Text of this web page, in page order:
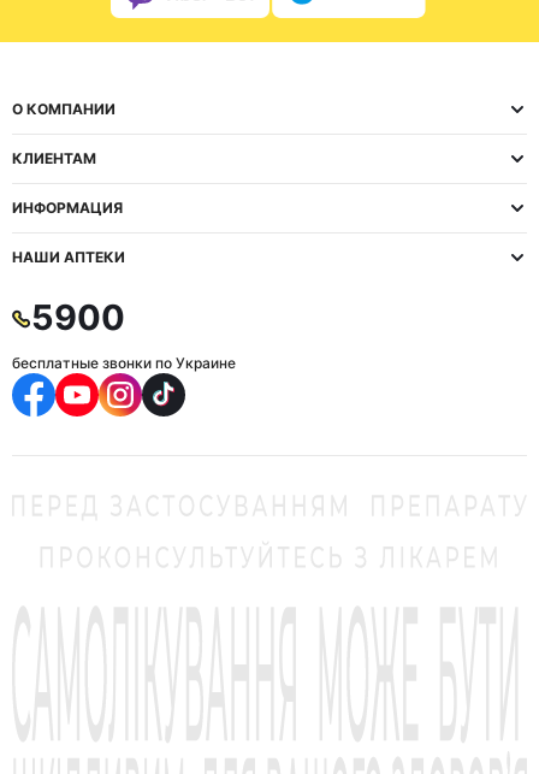
О КОМПАНИИ
КЛИЕНТАМ
ИНФОРМАЦИЯ
НАШИ АПТЕКИ
5900
бесплатные звонки по Украине